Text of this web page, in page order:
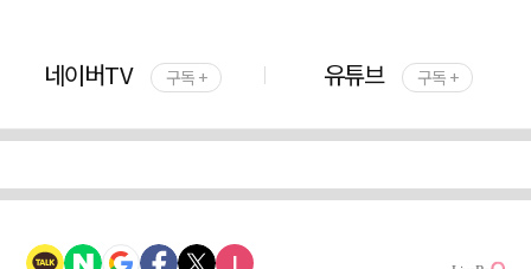
네이버TV 구독 + 유튜브 구독 +